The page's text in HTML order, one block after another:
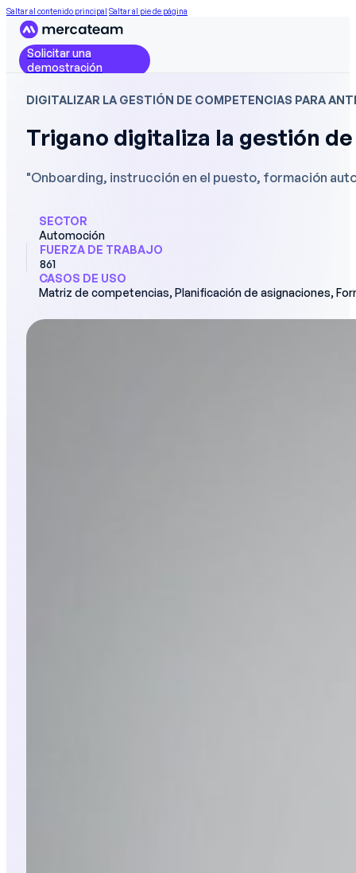
Saltar al contenido principal Saltar al pie de página
Solicitar una
demostración
DIGITALIZAR LA GESTIÓN DE COMPETENCIAS PARA
Trigano digitaliza la gestión
"Onboarding, instrucción en el puesto, formación
SECTOR
Automoción
FUERZA DE TRABAJO
861
CASOS DE USO
Matriz de competencias, Planificación de asignaciones,